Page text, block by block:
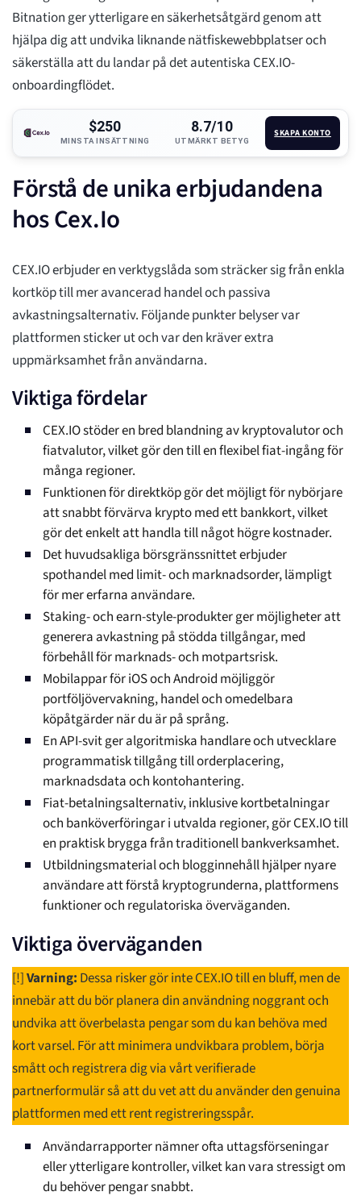
Bitnation ger ytterligare en säkerhetsåtgärd genom att
hjälpa dig att undvika liknande nätfiskewebbplatser och
säkerställa att du landar på det autentiska CEX.IO-
onboardingflödet.
$250
MINSTA INSÄTTNING
8.7/10
UTMÄRKT BETYG
SKAPA KONTO
Förstå de unika erbjudandena
hos Cex.Io
CEX.IO erbjuder en verktygslåda som sträcker sig från enkla
kortköp till mer avancerad handel och passiva
avkastningsalternativ. Följande punkter belyser var
plattformen sticker ut och var den kräver extra
uppmärksamhet från användarna.
Viktiga fördelar
CEX.IO stöder en bred blandning av kryptovalutor och
fiatvalutor, vilket gör den till en flexibel fiat-ingång för
många regioner.
Funktionen för direktköp gör det möjligt för nybörjare
att snabbt förvärva krypto med ett bankkort, vilket
gör det enkelt att handla till något högre kostnader.
Det huvudsakliga börsgränssnittet erbjuder
spothandel med limit- och marknadsorder, lämpligt
för mer erfarna användare.
Staking- och earn-style-produkter ger möjligheter att
generera avkastning på stödda tillgångar, med
förbehåll för marknads- och motpartsrisk.
Mobilappar för iOS och Android möjliggör
portföljövervakning, handel och omedelbara
köpåtgärder när du är på språng.
En API-svit ger algoritmiska handlare och utvecklare
programmatisk tillgång till orderplacering,
marknadsdata och kontohantering.
Fiat-betalningsalternativ, inklusive kortbetalningar
och banköverföringar i utvalda regioner, gör CEX.IO till
en praktisk brygga från traditionell bankverksamhet.
Utbildningsmaterial och blogginnehåll hjälper nyare
användare att förstå kryptogrunderna, plattformens
funktioner och regulatoriska överväganden.
Viktiga överväganden
[!]Varning: Dessa risker gör inte CEX.IO till en bluff, men de
innebär att du bör planera din användning noggrant och
undvika att överbelasta pengar som du kan behöva med
kort varsel. För att minimera undvikbara problem, börja
smått och registrera dig via vårt verifierade
partnerformulär så att du vet att du använder den genuina
plattformen med ett rent registreringsspår.
Användarrapporter nämner ofta uttagsförseningar
eller ytterligare kontroller, vilket kan vara stressigt om
du behöver pengar snabbt.